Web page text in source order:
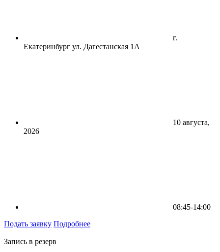
г.
Екатеринбург ул. Дагестанская 1А
10 августа,
2026
08:45-14:00
Подать заявку Подробнее
Запись в резерв